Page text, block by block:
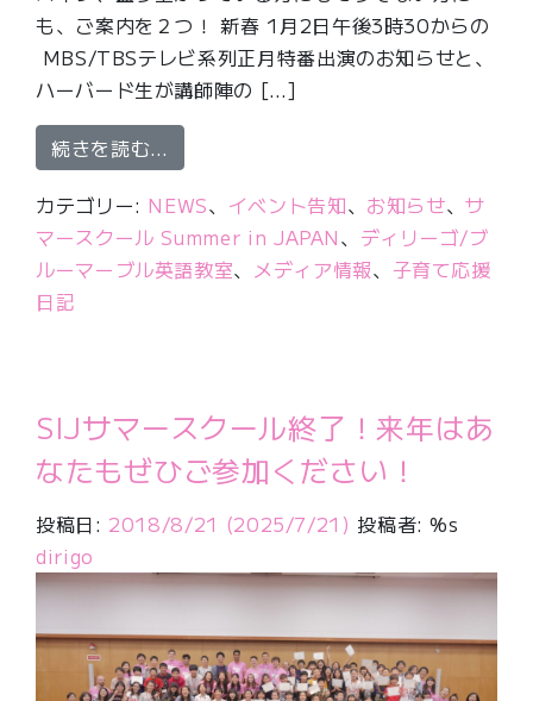
も、ご案内を２つ！ 新春 1月2日午後3時30からの
MBS/TBSテレビ系列正月特番出演のお知らせと、
ハーバード生が講師陣の […]
続きを読む…
カテゴリー: NEWS、 イベント告知、 お知らせ、サ
マースクール Summer in JAPAN、 ディリーゴ/ブ
ルーマーブル英語教室、 メディア情報、 子育て応援
日記
SIJサマースクール終了！来年はあ
なたもぜひご参加ください！
投稿日: 2018/8/21 (2025/7/21) 投稿者: %s
dirigo